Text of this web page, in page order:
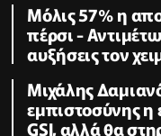
Μόλις 57% η
πέρσι -
αυξήσεις τον
Μιχάλης
εμπιστοσύνης η
GSI, αλλά θα